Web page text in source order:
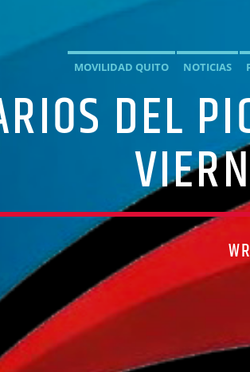
MOVILIDAD QUITO NOTICIAS
DEL